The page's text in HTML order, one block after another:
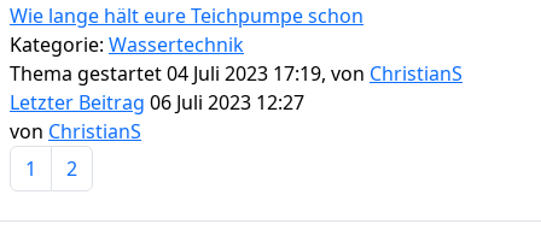
Wie lange hält eure Teichpumpe schon
Kategorie: Wassertechnik
Thema gestartet 04 Juli 2023 17:19, von ChristianS
Letzter Beitrag 06 Juli 2023 12:27
von ChristianS
1
2